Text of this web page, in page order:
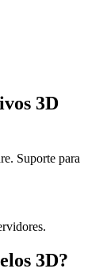
3D
Suporte para
3D?